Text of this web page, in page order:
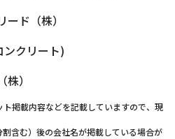
ード（株）
ンクリート)
）
掲載内容などを記載していますので、現
含む）後の会社名が掲載している場合が